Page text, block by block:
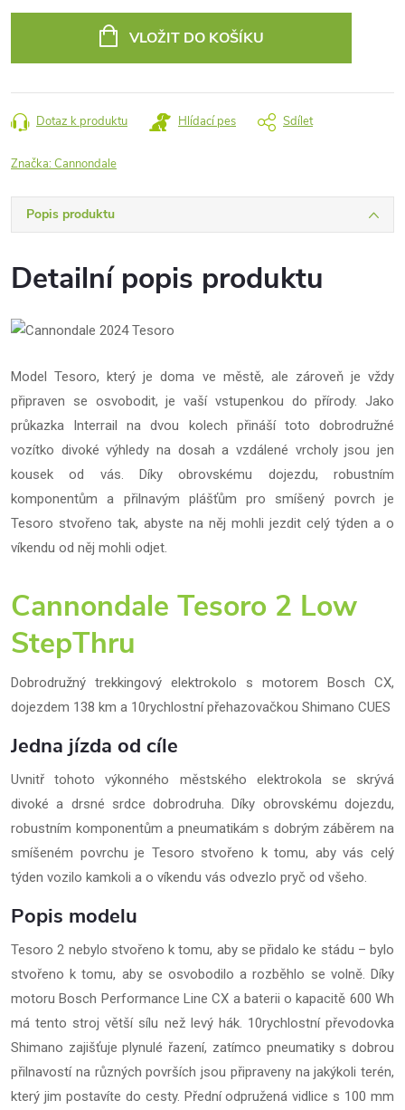
VLOŽIT DO KOŠÍKU
Dotaz k produktu Hlídací pes Sdílet
Značka:Cannondale
Popis produktu
Detailní popis produktu
Model Tesoro, který je doma ve městě, ale zároveň je vždy
připraven se osvobodit, je vaší vstupenkou do přírody. Jako
průkazka Interrail na dvou kolech přináší toto dobrodružné
vozítko divoké výhledy na dosah a vzdálené vrcholy jsou jen
kousek od vás. Díky obrovskému dojezdu, robustním
komponentům a přilnavým plášťům pro smíšený povrch je
Tesoro stvořeno tak, abyste na něj mohli jezdit celý týden a o
víkendu od něj mohli odjet.
Cannondale Tesoro 2 Low
StepThru
Dobrodružný trekkingový elektrokolo s motorem Bosch CX,
dojezdem 138 km a 10rychlostní přehazovačkou Shimano CUES
Jedna jízda od cíle
Uvnitř tohoto výkonného městského elektrokola se skrývá
divoké a drsné srdce dobrodruha. Díky obrovskému dojezdu,
robustním komponentům a pneumatikám s dobrým záběrem na
smíšeném povrchu je Tesoro stvořeno k tomu, aby vás celý
týden vozilo kamkoli a o víkendu vás odvezlo pryč od všeho.
Popis modelu
Tesoro 2 nebylo stvořeno k tomu, aby se přidalo ke stádu – bylo
stvořeno k tomu, aby se osvobodilo a rozběhlo se volně. Díky
motoru Bosch Performance Line CX a baterii o kapacitě 600 Wh
má tento stroj větší sílu než levý hák. 10rychlostní převodovka
Shimano zajišťuje plynulé řazení, zatímco pneumatiky s dobrou
přilnavostí na různých površích jsou připraveny na jakýkoli terén,
který jim postavíte do cesty. Přední odpružená vidlice s 100 mm